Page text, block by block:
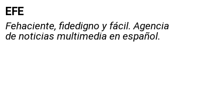
EFE
Fehaciente, fidedigno y fácil. Agencia
de noticias multimedia en español.